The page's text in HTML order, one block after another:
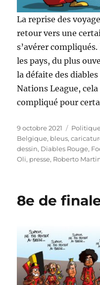
La reprise des
retour vers une
s’avérer
les pays, du plus
la défaite des diables
Nations League,
compliqué pour
Publié
le
9 octobre 2021
Belgique, bleus,
dessin, Diables Rouge,
Oli, presse, Roberto
8e de